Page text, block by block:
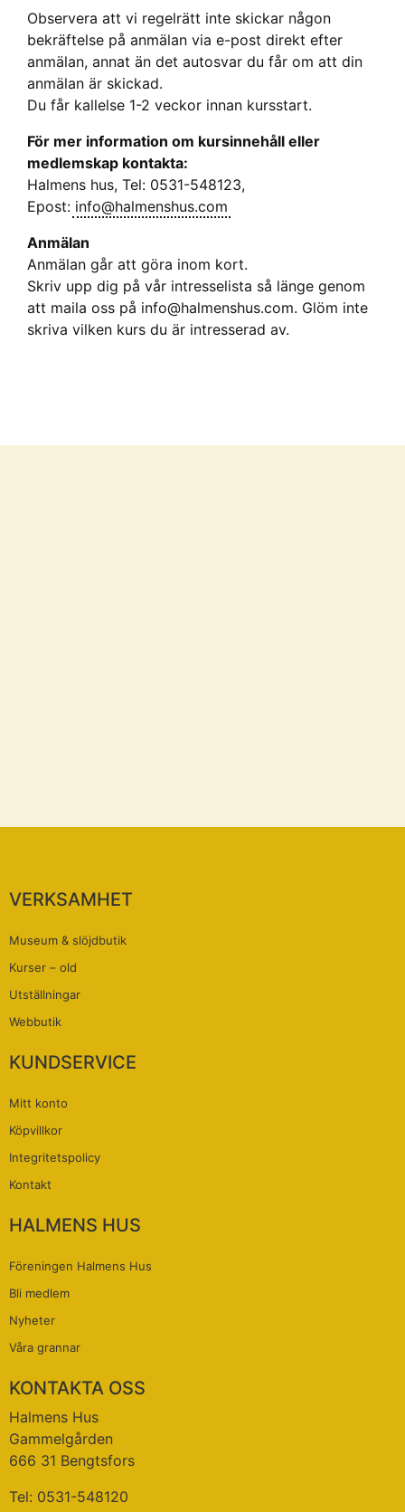
Observera att vi regelrätt inte skickar någon
bekräftelse på anmälan via e-post direkt efter
anmälan, annat än det autosvar du får om att din
anmälan är skickad.
Du får kallelse 1-2 veckor innan kursstart.
För mer information om kursinnehåll eller
medlemskap kontakta:
Halmens hus, Tel: 0531-548123,
Epost: info@halmenshus.com
Anmälan
Anmälan går att göra inom kort.
Skriv upp dig på vår intresselista så länge genom
att maila oss på info@halmenshus.com. Glöm inte
skriva vilken kurs du är intresserad av.
KONTAKTA OSS
Halmens Hus
Gammelgården
666 31 Bengtsfors
Tel: 0531-548120
VERKSAMHET
Museum & slöjdbutik
Kurser – old
Utställningar
Webbutik
KUNDSERVICE
Mitt konto
Köpvillkor
Integritetspolicy
Kontakt
HALMENS HUS
Föreningen Halmens Hus
Bli medlem
Nyheter
Våra grannar